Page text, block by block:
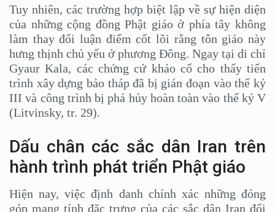
Tuy nhiên, các trường hợp biệt lập về sự hiện diện
của những cộng đồng Phật giáo ở phía tây không
làm thay đổi luận điểm cốt lõi rằng tôn giáo này
hưng thịnh chủ yếu ở phương Đông. Ngay tại di chỉ
Gyaur Kala, các chứng cứ khảo cổ cho thấy tiến
trình xây dựng bảo tháp đã bị gián đoạn vào thế kỷ
III và công trình bị phá hủy hoàn toàn vào thế kỷ V
(Litvinsky, tr. 29).
Dấu chân các sắc dân Iran trên
hành trình phát triển Phật giáo
Hiện nay, việc định danh chính xác những đóng
góp mang tính đặc trưng của các sắc dân Iran đối